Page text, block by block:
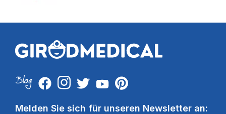
Melden Sie sich für unseren Newsletter an: